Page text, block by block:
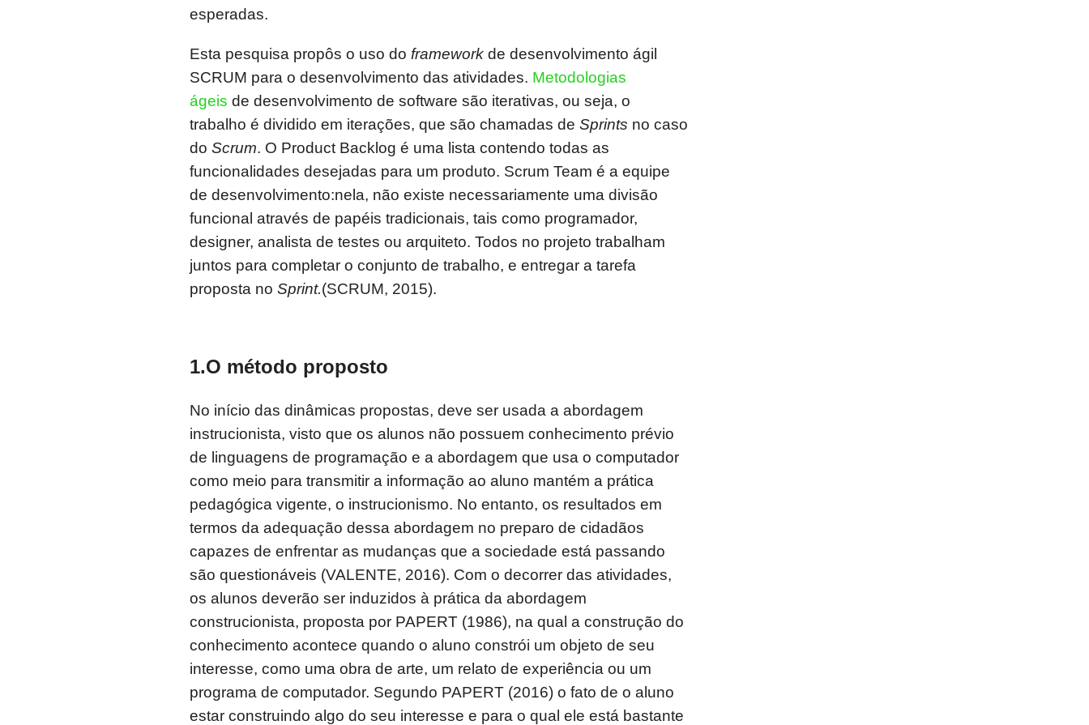
esperadas.
Esta pesquisa propôs o uso do framework de desenvolvimento ágil
SCRUM para o desenvolvimento das atividades. Metodologias
ágeis de desenvolvimento de software são iterativas, ou seja, o
trabalho é dividido em iterações, que são chamadas de Sprints no caso
do Scrum. O Product Backlog é uma lista contendo todas as
funcionalidades desejadas para um produto. Scrum Team é a equipe
de desenvolvimento:nela, não existe necessariamente uma divisão
funcional através de papéis tradicionais, tais como programador,
designer, analista de testes ou arquiteto. Todos no projeto trabalham
juntos para completar o conjunto de trabalho, e entregar a tarefa
proposta no Sprint.(SCRUM, 2015).
1.O método proposto
No início das dinâmicas propostas, deve ser usada a abordagem
instrucionista, visto que os alunos não possuem conhecimento prévio
de linguagens de programação e a abordagem que usa o computador
como meio para transmitir a informação ao aluno mantém a prática
pedagógica vigente, o instrucionismo. No entanto, os resultados em
termos da adequação dessa abordagem no preparo de cidadãos
capazes de enfrentar as mudanças que a sociedade está passando
são questionáveis (VALENTE, 2016). Com o decorrer das atividades,
os alunos deverão ser induzidos à prática da abordagem
construcionista, proposta por PAPERT (1986), na qual a construção do
conhecimento acontece quando o aluno constrói um objeto de seu
interesse, como uma obra de arte, um relato de experiência ou um
programa de computador. Segundo PAPERT (2016) o fato de o aluno
estar construindo algo do seu interesse e para o qual ele está bastante